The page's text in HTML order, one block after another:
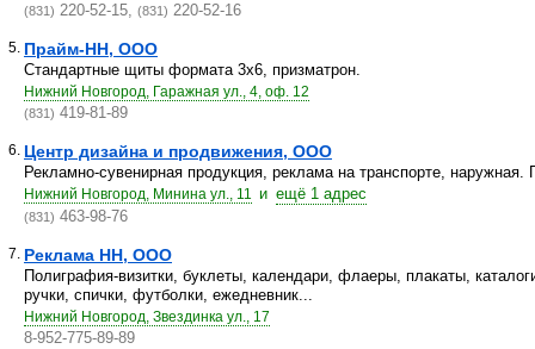
(831) 220-52-15, (831) 220-52-16
5. Прайм-НН, ООО
Стандартные щиты формата 3х6, призматрон.
Нижний Новгород, Гаражная ул., 4, оф. 12
(831) 419-81-89
6. Центр дизайна и продвижения, ООО
Рекламно-сувенирная продукция, реклама на транспорте, наружная.
Нижний Новгород, Минина ул., 11 и ещё 1 адрес
(831) 463-98-76
7. Реклама НН, ООО
Полиграфия-визитки, буклеты, календари, флаеры, плакаты,
ручки, спички, футболки, ежедневник...
Нижний Новгород, Звездинка ул., 17
8-952-775-89-89